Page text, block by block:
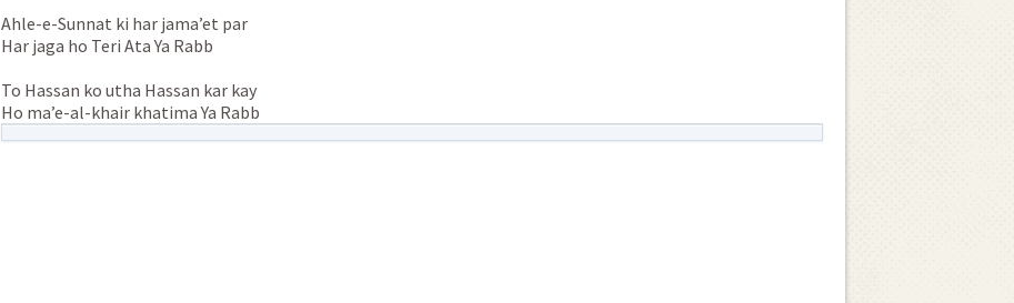
Ahle-e-Sunnat ki har jama’et par
Har jaga ho Teri Ata Ya Rabb
To Hassan ko utha Hassan kar kay
Ho ma’e-al-khair khatima Ya Rabb